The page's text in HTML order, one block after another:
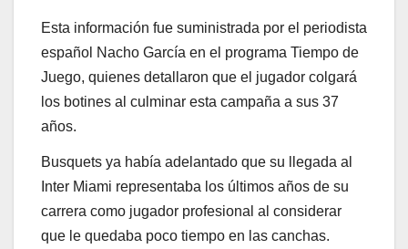
Esta información fue suministrada por el periodista
español Nacho García en el programa Tiempo de
Juego, quienes detallaron que el jugador colgará
los botines al culminar esta campaña a sus 37
años.
Busquets ya había adelantado que su llegada al
Inter Miami representaba los últimos años de su
carrera como jugador profesional al considerar
que le quedaba poco tiempo en las canchas.